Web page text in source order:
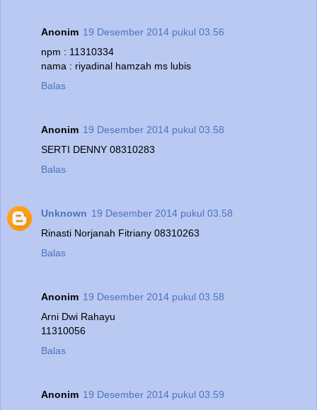
Anonim 19 Desember 2014 pukul 03.56
npm : 11310334
nama : riyadinal hamzah ms lubis
Balas
Anonim 19 Desember 2014 pukul 03.58
SERTI DENNY 08310283
Balas
Unknown 19 Desember 2014 pukul 03.58
Rinasti Norjanah Fitriany 08310263
Balas
Anonim 19 Desember 2014 pukul 03.58
Arni Dwi Rahayu
11310056
Balas
Anonim 19 Desember 2014 pukul 03.59